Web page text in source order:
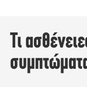
Τι